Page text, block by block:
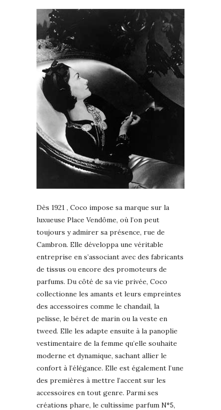
Dès 1921 , Coco impose sa marque sur la
luxueuse Place Vendôme, où l’on peut
toujours y admirer sa présence, rue de
Cambron. Elle développa une véritable
entreprise en s’associant avec des fabricants
de tissus ou encore des promoteurs de
parfums. Du côté de sa vie privée, Coco
collectionne les amants et leurs empreintes
des accessoires comme le chandail, la
pelisse, le béret de marin ou la veste en
tweed. Elle les adapte ensuite à la panoplie
vestimentaire de la femme qu’elle souhaite
moderne et dynamique, sachant allier le
confort à l’élégance. Elle est également l’une
des premières à mettre l’accent sur les
accessoires en tout genre. Parmi ses
créations phare, le cultissime parfum N°5,